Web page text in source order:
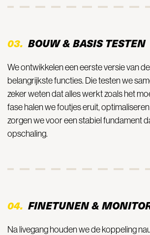
03. BOUW & BASIS TESTEN
We ontwikkelen een eerste versie van
belangrijkste functies. Die testen we
zeker weten dat alles werkt zoals het
fase halen we foutjes eruit,
zorgen we voor een stabiel fundament
opschaling.
04. FINETUNEN &
Na livegang houden we de koppeling